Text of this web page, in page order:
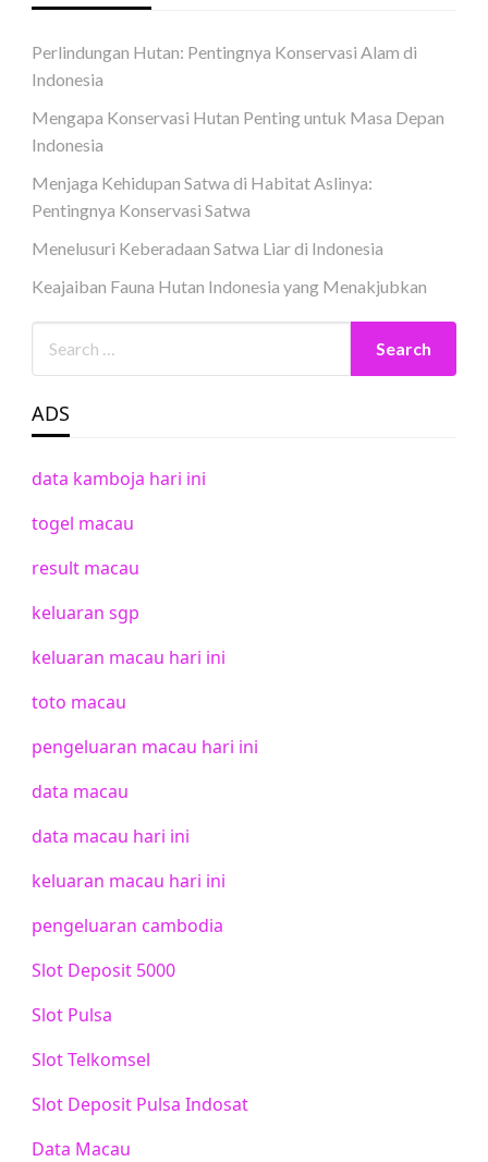
Perlindungan Hutan: Pentingnya Konservasi Alam di
Indonesia
Mengapa Konservasi Hutan Penting untuk Masa Depan
Indonesia
Menjaga Kehidupan Satwa di Habitat Aslinya:
Pentingnya Konservasi Satwa
Menelusuri Keberadaan Satwa Liar di Indonesia
Keajaiban Fauna Hutan Indonesia yang Menakjubkan
ADS
data kamboja hari ini
togel macau
result macau
keluaran sgp
keluaran macau hari ini
toto macau
pengeluaran macau hari ini
data macau
data macau hari ini
keluaran macau hari ini
pengeluaran cambodia
Slot Deposit 5000
Slot Pulsa
Slot Telkomsel
Slot Deposit Pulsa Indosat
Data Macau